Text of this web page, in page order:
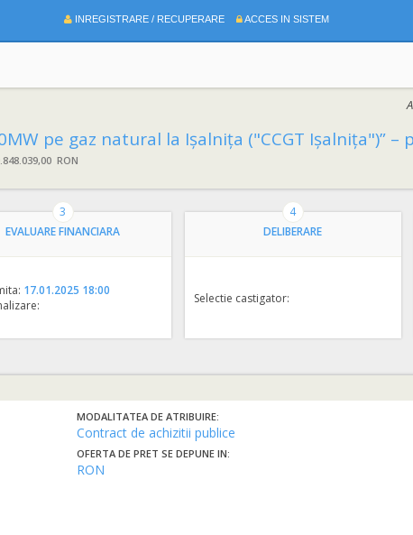
INREGISTRARE / RECUPERARE ACCES IN SISTEM
("CCGT Ișalnița")” – proiectare, achizitie, execuție lucrări, punere in
RON
3
EVALUARE FINANCIARA
17.01.2025 18:00
4
DELIBERARE
Selectie castigator:
MODALITATEA DE ATRIBUIRE:
Contract de achizitii publice
OFERTA DE PRET SE DEPUNE IN:
RON